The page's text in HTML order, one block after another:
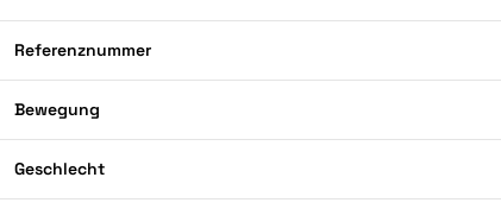
Referenznummer
Bewegung
Geschlecht